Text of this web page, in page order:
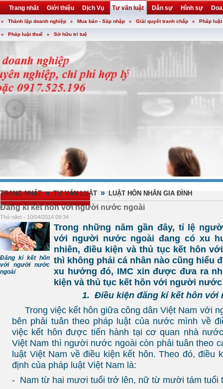
Trang nhất Giới thiệu Dịch Vụ Tư vấn luật Dân sự Hình sự
Khuyến mại Liên hệ forum utility
Thành lập doanh nghiệp Mua bán - Sáp nhập Giải quyết tranh chấp Pháp
Pháp luật thuế Sở hữu trí tuệ
TRANG NHẤT » TƯ VẤN LUẬT » LUẬT HÔN NHÂN GIA ĐÌNH
Đăng kí kết hôn với người nước ngoài
Thứ năm - 10/04/2014 09:34
Đăng kí kết hôn
với người nước
ngoài
Trong những năm gần đây, tỉ lệ
với người nước ngoài đang có xu
nhiên, điều kiện và thủ tục kết hôn
thì không phải cá nhân nào cũng hiểu
xu hướng đó, IMC xin được đưa ra
kiện và thủ tục kết hôn với người
1. Điều kiện đăng kí kết hôn
Trong việc kết hôn giữa công dân Việt Nam với
bên phải tuân theo pháp luật của nước mình về
việc kết hôn được tiến hành tại cơ quan nhà
Việt Nam thì người nước ngoài còn phải tuân theo
luật Việt Nam về điều kiện kết hôn. Theo đó, điều
định của pháp luật Việt Nam là:
- Nam từ hai mươi tuổi trở lên, nữ từ mười tám tuổi